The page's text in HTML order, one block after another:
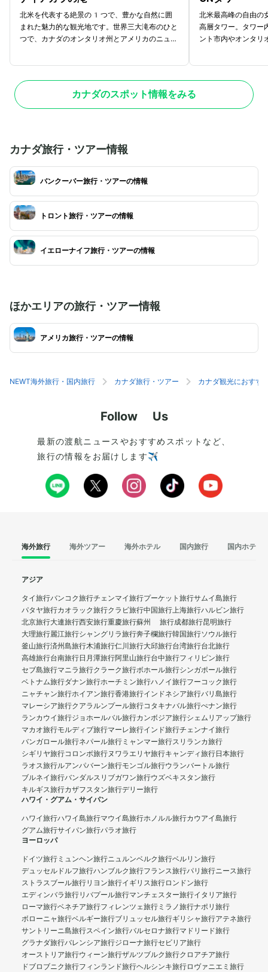
北米を代表する絶景の1つで、豊かな自然に囲
まれた魅力的な観光地です。世界三大滝布のひと
つで、カナダのオンタリオ州とアメリカのニュー
ひとつオンタリオ湖へ。雄大かつダイナミックな
水の流れに思わず圧倒されてしまうでしょう。ナ
イアガラの滝では、通年で夜のイルミネーション
打ちあがる時期もあるので、その時期に合わせて
北米最高峰の自由の
高層タワー。タワー
ント市内やオンタリ
ランがあり、煌び
いしい食事を堪能
The Restaurantで
カナダのスポット情報をみる
カナダ旅行・ツアー情報
バンクーバー旅行・ツアーの情報
トロント旅行・ツアーの情報
イエローナイフ旅行・ツアーの情報
ほかエリアの旅行・ツアー情報
アメリカ旅行・ツアーの情報
NEWT海外旅行・国内旅行 カナダ旅行・ツアー カナダ観光におすす
Follow Us
最新の渡航ニュースやおすすめスポットなど、
旅行の情報をお届けします✈️
海外旅行 海外ツアー 海外ホテル 国内旅行 国内ホテル
アジア
タイ旅行バンコク旅行チェンマイ旅行プーケット旅行サムイ島旅行
パタヤ旅行カオラック旅行クラビ旅行中国旅行上海旅行ハルビン旅行
北京旅行大連旅行西安旅行重慶旅行蘇州 旅行成都旅行昆明旅行
大理旅行麗江旅行シャングリラ旅行奔子欄旅行韓国旅行ソウル旅行
釜山旅行済州島旅行木浦旅行仁川旅行大邱旅行台湾旅行台北旅行
高雄旅行台南旅行日月潭旅行阿里山旅行台中旅行フィリピン旅行
セブ島旅行マニラ旅行クラーク旅行ボホール旅行シンガポール旅行
ベトナム旅行ダナン旅行ホーチミン旅行ハノイ旅行フーコック旅行
ニャチャン旅行ホイアン旅行香港旅行インドネシア旅行バリ島旅行
マレーシア旅行クアラルンプール旅行コタキナバル旅行ぺナン旅行
ランカウイ旅行ジョホールバル旅行カンボジア旅行シェムリアップ旅行
マカオ旅行モルディブ旅行マーレ旅行インド旅行チェンナイ旅行
バンガロール旅行ネパール旅行 ミャンマー旅行スリランカ旅行
シギリヤ旅行コロンボ旅行ヌワラエリヤ旅行キャンディ旅行日本旅行
ラオス旅行ルアンパバーン旅行モンゴル旅行ウランバートル旅行
ブルネイ旅行バンダルスリブガワン旅行ウズベキスタン旅行
キルギス旅行カザフスタン旅行デリー旅行
ハワイ・グアム・サイパン
ハワイ旅行ハワイ島旅行マウイ島旅行ホノルル旅行カウアイ島旅行
グアム旅行サイパン旅行パラオ旅行
ヨーロッパ
ドイツ旅行 ミュンヘン旅行ニュルンベルク旅行ベルリン旅行
デュッセルドルフ旅行ハンブルク旅行フランス旅行パリ旅行ニース旅行
ストラスブール旅行リヨン旅行イギリス旅行ロンドン旅行
エディンバラ旅行リバプール旅行マンチェスター旅行イタリア旅行
ローマ旅行ベネチア旅行フィレンツェ旅行 ミラノ旅行ナポリ旅行
ボローニャ旅行ベルギー旅行ブリュッセル旅行ギリシャ旅行アテネ旅行
サントリーニ島旅行スペイン旅行バルセロナ旅行マドリード旅行
グラナダ旅行バレンシア旅行ジローナ旅行セビリア旅行
オーストリア旅行ウィーン旅行ザルツブルク旅行クロアチア旅行
ドブロブニク旅行フィンランド旅行ヘルシンキ旅行ロヴァニエミ旅行